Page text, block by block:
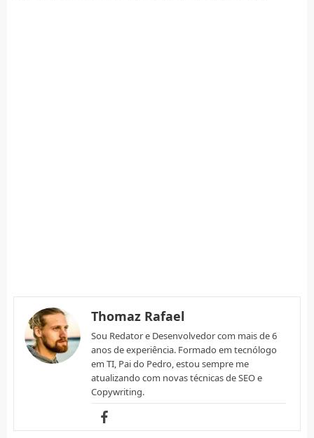
Thomaz Rafael
Sou Redator e Desenvolvedor com mais de 6
anos de experiência. Formado em tecnólogo
em TI, Pai do Pedro, estou sempre me
atualizando com novas técnicas de SEO e
Copywriting.